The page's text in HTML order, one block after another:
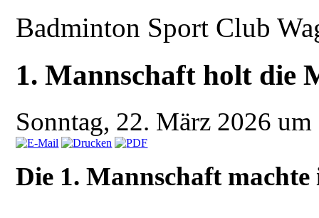
Badminton Sport Club
1. Mannschaft holt die
Sonntag, 22. März 2026
Die 1. Mannschaft